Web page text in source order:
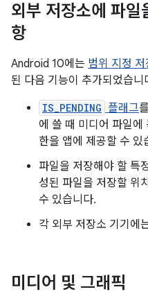
외부 저장소에 파
항
Android 10에는 범위 지정 저
된 다음 기능이 추가되었습니
IS_PENDING 플래그
에 쓸 때 미디어 파일에
한을 앱에 제공할 수 있
파일을 저장해야 할 특
성된 파일을 저장할 위
수 있습니다.
각 외부 저장소 기기에
미디어 및 그래픽